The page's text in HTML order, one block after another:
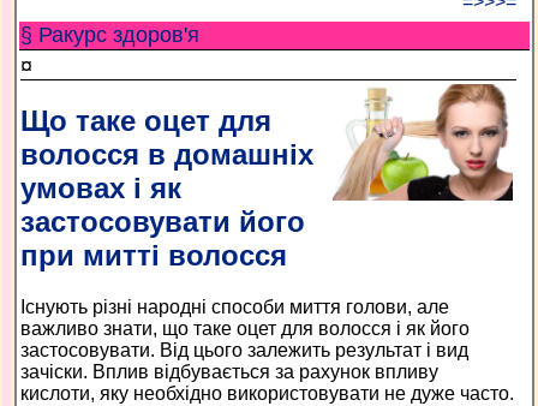
§ Ракурс здоров'я
¤
Що таке оцет для
волосся в домашніх
умовах і як
застосовувати його
при митті волосся
Існують різні народні способи миття голови, але
важливо знати, що таке оцет для волосся і як його
застосовувати. Від цього залежить результат і вид
зачіски. Вплив відбувається за рахунок впливу
кислоти, яку необхідно використовувати не дуже часто.